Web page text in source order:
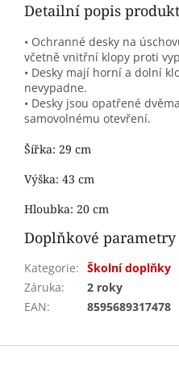
Detailní popis
• Ochranné desky na
včetně vnitřní klopy proti
• Desky mají horní a dolní
nevypadne.
• Desky jsou opatřené
samovolnému otevření.
Šířka: 29 cm
Výška: 43 cm
Hloubka: 20 cm
Doplňkové parametry
Kategorie: Školní doplňky
Záruka:
2 roky
EAN: 8595689317478
Z